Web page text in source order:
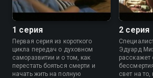
1 серия
Первая серия из короткого
цикла передач о духовном
саморазвитии и о том, как
перестать бояться смерти и
начать жить на полную
2 серия
Эдуард
расскажет
свет на то,